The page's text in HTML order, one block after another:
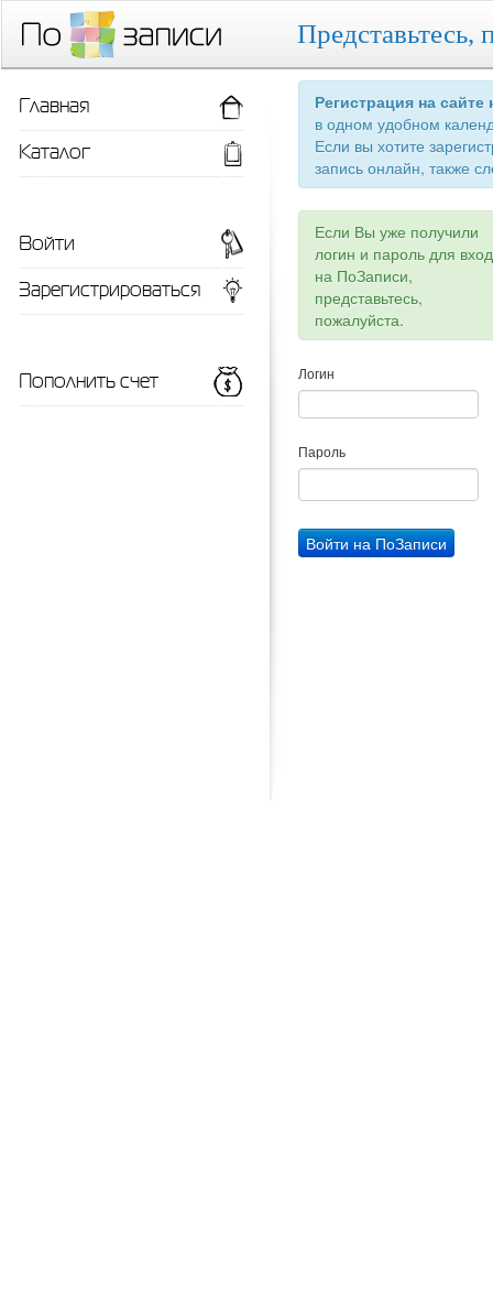
Представьтесь,
Регистрация на
в одном удобном
Если вы хотите
запись онлайн, также
Если Вы уже получили
логин и пароль для
на ПоЗаписи,
представьтесь,
пожалуйста.
Логин
Пароль
Главная
Каталог
Войти
Зарегистрироваться
Пополнить счет